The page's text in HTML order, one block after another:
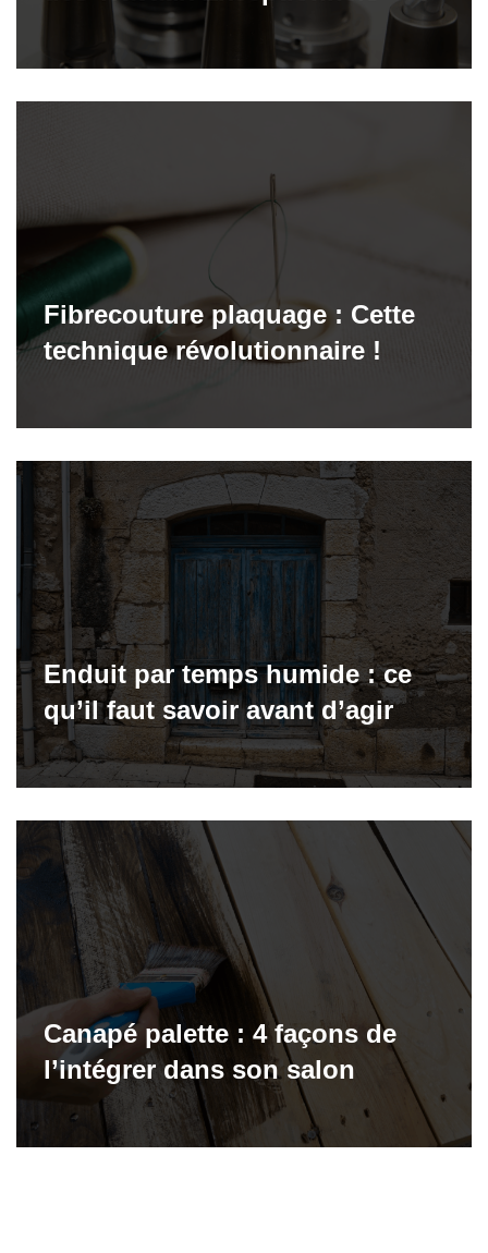
Fibrecouture plaquage : Cette
technique révolutionnaire !
Enduit par temps humide : ce
qu’il faut savoir avant d’agir
Canapé palette : 4 façons de
l’intégrer dans son salon